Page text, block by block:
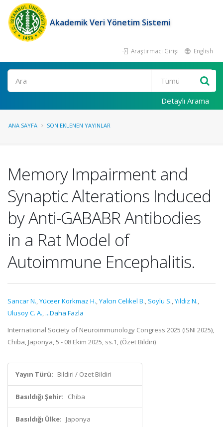
Akademik Veri Yönetim Sistemi
Araştırmacı Girişi English
Ara
Detaylı Arama
ANA SAYFA SON EKLENEN YAYINLAR
Memory Impairment and
Synaptic Alterations Induced
by Anti-GABABR Antibodies
in a Rat Model of
Autoimmune Encephalitis.
Sancar N.,Yüceer Korkmaz H.,Yalcın Celıkel B., Soylu S.,Yıldız N.,
Ulusoy C. A., ...Daha Fazla
International Society of Neuroimmunology Congress 2025 (ISNI 2025),
Chiba, Japonya, 5 - 08 Ekim 2025, ss.1, (Özet Bildiri)
Yayın Türü: Bildiri / Özet Bildiri
Basıldığı Şehir: Chiba
Basıldığı Ülke: Japonya